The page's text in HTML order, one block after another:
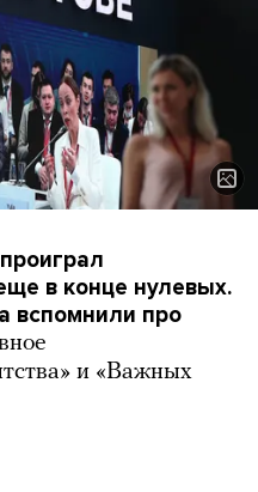
в конце нулевых.
вспомнили про
и «Важных